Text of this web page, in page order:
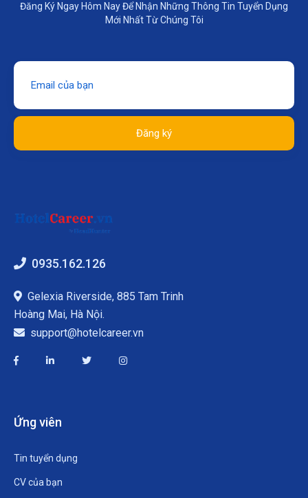
Đăng Ký Ngay Hôm Nay Để Nhận Những Thông Tin Tuyển Dụng
Mới Nhất Từ Chúng Tôi
Đăng ký
0935.162.126
Gelexia Riverside, 885 Tam Trinh
Hoàng Mai, Hà Nội.
support@hotelcareer.vn
Ứng viên
Tin tuyển dụng
CV của bạn